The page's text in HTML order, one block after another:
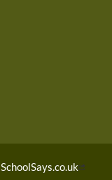
SchoolSays.co.uk